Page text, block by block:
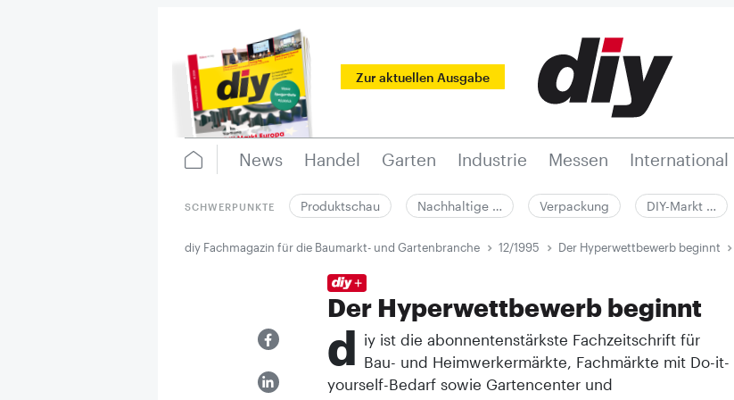
Zur aktuellen Ausgabe
News Handel Garten Industrie Messen International
SCHWERPUNKTE Produktschau Nachhaltige … Verpackung DIY-Markt …
diy Fachmagazin für die Baumarkt- und Gartenbranche 12/1995 Der Hyperwettbewerb beginnt
Der Hyperwettbewerb beginnt
d iy ist die abonnentenstärkste Fachzeitschrift für
Bau- und Heimwerkermärkte, Fachmärkte mit Do-it-
yourself-Bedarf sowie Gartencenter und